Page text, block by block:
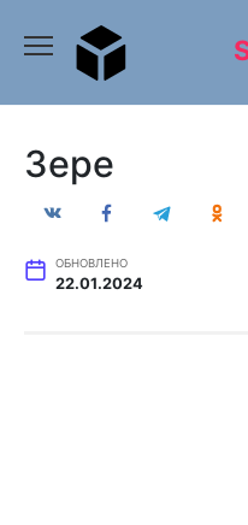
содержанию
Зере
ОБНОВЛЕНО
22.01.2024